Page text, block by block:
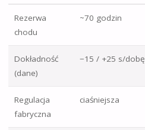
Rezerwa
chodu
~70 godzin
Dokładność
(dane)
−15 / +25 s/dobę
Regulacja
fabryczna
ciaśniejsza